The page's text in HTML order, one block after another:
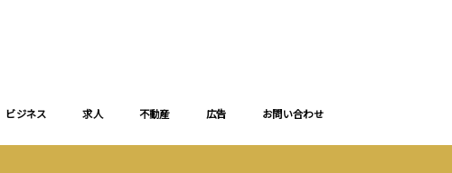
ビジネス 求人 不動産 広告 お問い合わせ